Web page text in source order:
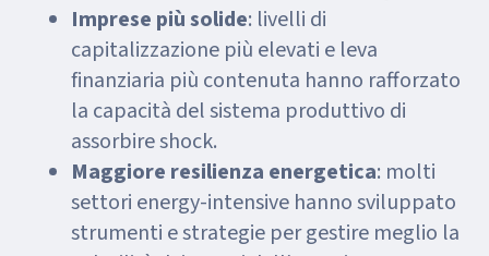
Imprese più solide: livelli di
capitalizzazione più elevati e leva
finanziaria più contenuta hanno rafforzato
la capacità del sistema produttivo di
assorbire shock.
Maggiore resilienza energetica: molti
settori energy-intensive hanno sviluppato
strumenti e strategie per gestire meglio la